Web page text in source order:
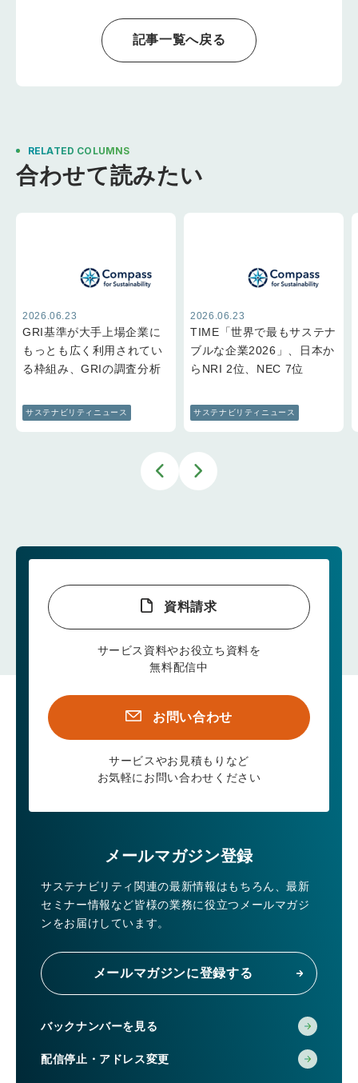
のぼると試算、東京
証券取引所は220億
ドルで世界第2位
記事一覧へ戻る
RELATED COLUMNS
合わせて読みたい
2026.06.23
GRI基準が大手上場企業に
もっとも広く利用されてい
る枠組み、GRIの調査分析
サステナビリティニュース
2026.06.23
TIME「世界で最もサステナ
ブルな企業2026」、日本か
らNRI 2位、NEC 7位
サステナビリティニュース
資料請求
サービス資料やお役立ち資料を
無料配信中
お問い合わせ
サービスやお見積もりなど
お気軽にお問い合わせください
メールマガジン登録
サステナビリティ関連の最新情報はもちろん、最新
セミナー情報など皆様の業務に役立つメールマガジ
ンをお届けしています。
メールマガジンに登録する
バックナンバーを見る
配信停止・アドレス変更